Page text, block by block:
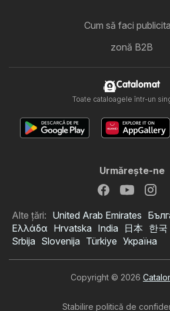
Cum să faci
zonă B2B
Catalomat
Toate cataloagele într-un
Urmăreşte-ne
Alte țări: United Arab Emirates
Ελλάδα Hrvatska India 日本 한국
Srbija Slovenija Türkiye Україна
Copyright © 2026
Stabilire politică de